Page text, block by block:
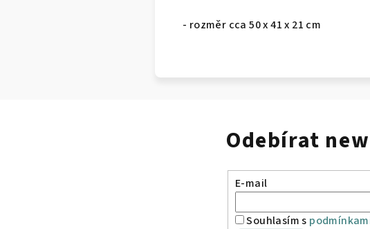
- rozměr cca 50 x 41 x 21 cm
Odebírat
E-mail
Souhlasím s